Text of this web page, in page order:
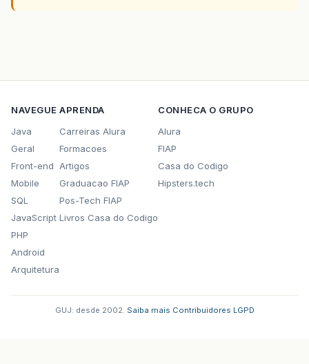
NAVEGUE
Java
Geral
Front-end
Mobile
SQL
JavaScript
PHP
Android
Arquitetura
APRENDA
Carreiras Alura
Formacoes
Artigos
Graduacao FIAP
Pos-Tech FIAP
Livros Casa do Codigo
CONHECA O GRUPO
Alura
FIAP
Casa do Codigo
Hipsters.tech
GUJ: desde 2002. Saiba mais Contribuidores LGPD